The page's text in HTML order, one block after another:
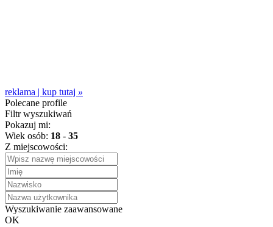
reklama | kup tutaj »
Polecane profile
Filtr wyszukiwań
Pokazuj mi:
Wiek osób: 18 - 35
Z miejscowości:
Wyszukiwanie zaawansowane
OK